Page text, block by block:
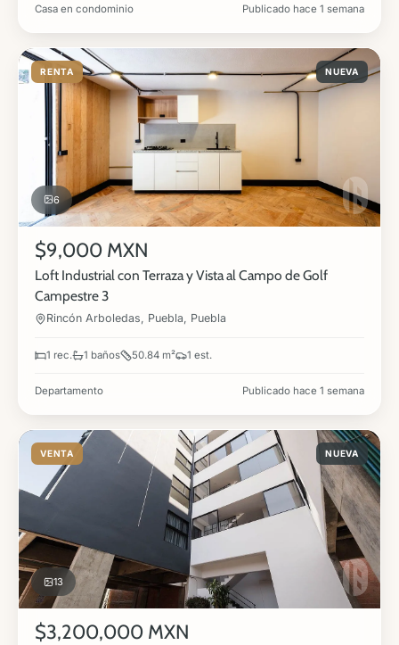
Casa en condominio Publicado hace 1 semana
RENTA NUEVA
6
$9,000 MXN
Loft Industrial con Terraza y Vista al Campo de Golf
Campestre 3
Rincón Arboledas, Puebla, Puebla
1 rec. 1 baños 50.84 m² 1 est.
Departamento Publicado hace 1 semana
VENTA NUEVA
13
$3,200,000 MXN